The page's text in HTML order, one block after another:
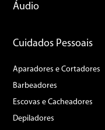
Áudio
Cuidados Pessoais
Aparadores e Cortadores
Barbeadores
Escovas e Cacheadores
Depiladores